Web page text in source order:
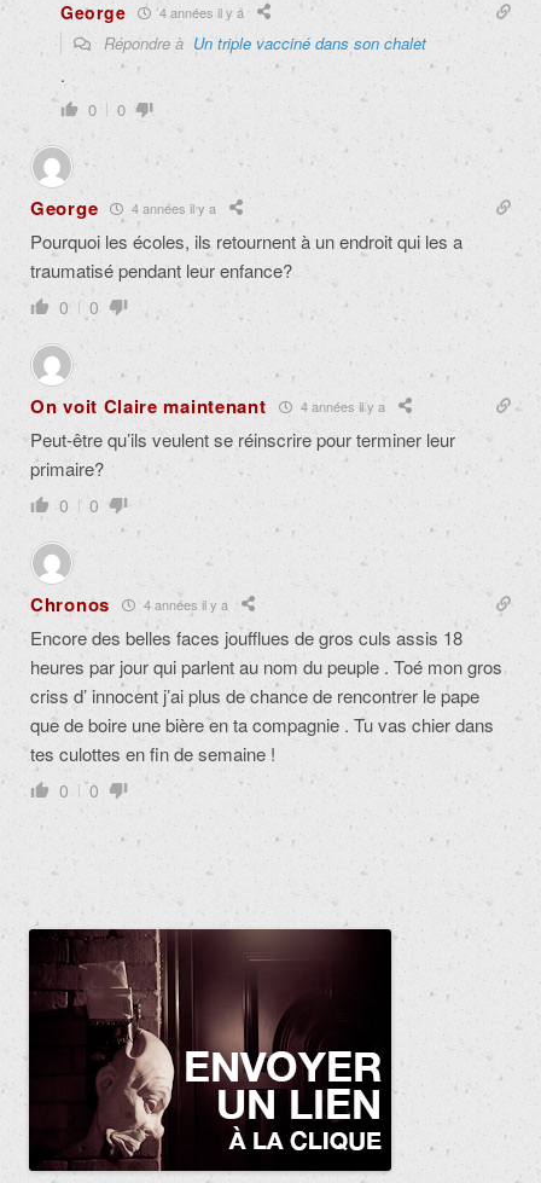
George 4 années il y a
Répondre à Un triple vacciné dans son chalet
.
0 0
George 4 années il y a
Pourquoi les écoles, ils retournent à un endroit qui les a
traumatisé pendant leur enfance?
0 0
On voit Claire maintenant 4 années il y a
Peut-être qu’ils veulent se réinscrire pour terminer leur
primaire?
0 0
Chronos 4 années il y a
Encore des belles faces joufflues de gros culs assis 18
heures par jour qui parlent au nom du peuple . Toé mon gros
criss d’ innocent j’ai plus de chance de rencontrer le pape
que de boire une bière en ta compagnie . Tu vas chier dans
tes culottes en fin de semaine !
0 0